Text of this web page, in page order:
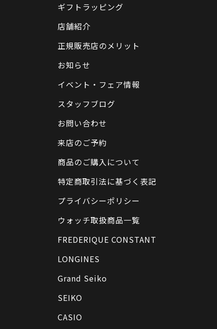
ギフトラッピング
店舗紹介
正規販売店のメリット
お知らせ
イベント・フェア情報
スタッフブログ
お問い合わせ
来店のご予約
商品のご購入について
特定商取引法に基づく表記
プライバシーポリシー
ウォッチ取扱商品一覧
FREDERIQUE CONSTANT
LONGINES
Grand Seiko
SEIKO
CASIO